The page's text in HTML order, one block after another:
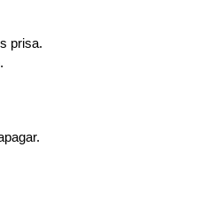
prisa.